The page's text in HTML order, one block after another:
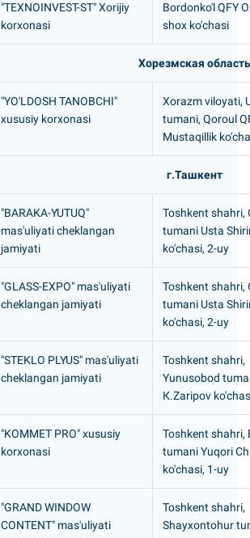
"TEXNOINVEST-ST" Xorijiy
korxonasi
Bordonko'l QFY
shox ko'chasi
Хорезмская область
"YO'LDOSH TANOBCHI"
xususiy korxonasi
Xorazm viloyati,
tumani, Qoroul
Mustaqillik
г.Ташкент
"BARAKA-YUTUQ"
mas'uliyati cheklangan
jamiyati
Toshkent shahri,
tumani Usta
ko'chasi, 2-uy
"GLASS-EXPO" mas'uliyati
cheklangan jamiyati
Toshkent shahri,
tumani Usta
ko'chasi, 2-uy
"STEKLO PLYUS" mas'uliyati
cheklangan jamiyati
Toshkent shahri,
Yunusobod
К.Zaripov
"KOMMET PRO" xususiy
korxonasi
Toshkent shahri,
tumani Yuqori
ko'chasi, 1-uy
"GRAND WINDOW
CONTENT" mas'uliyati
Toshkent shahri,
Shayxontohur